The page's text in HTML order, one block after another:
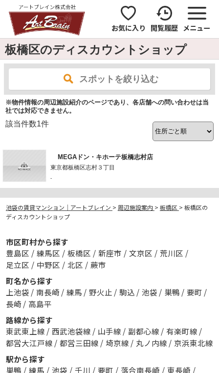
お気に入り 閲覧履歴 メニュー
板橋区のディスカウントショップ
スポットを絞り込む
※物件情報の周辺施設紹介のページであり、各店舗への問い合わせは当
社では対応できません。
該当件数1件
MEGAドン・キホーテ板橋志村店
東京都板橋区志村３丁目
-
池袋の賃貸マンション｜アートブレイン > 周辺施設案内 > 板橋区 > 板橋区の
ディスカウントショップ
市区町村から探す
豊島区 / 練馬区 / 板橋区 / 新座市 / 文京区 / 荒川区 /
足立区 / 中野区 / 北区 / 蕨市
町名から探す
上池袋 / 南長崎 / 練馬 / 野火止 / 駒込 / 池袋 / 巣鴨 / 要町 /
長崎 / 高島平
路線から探す
東武東上線 / 西武池袋線 / 山手線 / 副都心線 / 有楽町線 /
都営大江戸線 / 都営三田線 / 埼京線 / 丸ノ内線 / 京浜東北線
駅から探す
巣鴨 / 練馬 / 池袋 / 千川 / 要町 / 落合南長崎 / 東長崎 /